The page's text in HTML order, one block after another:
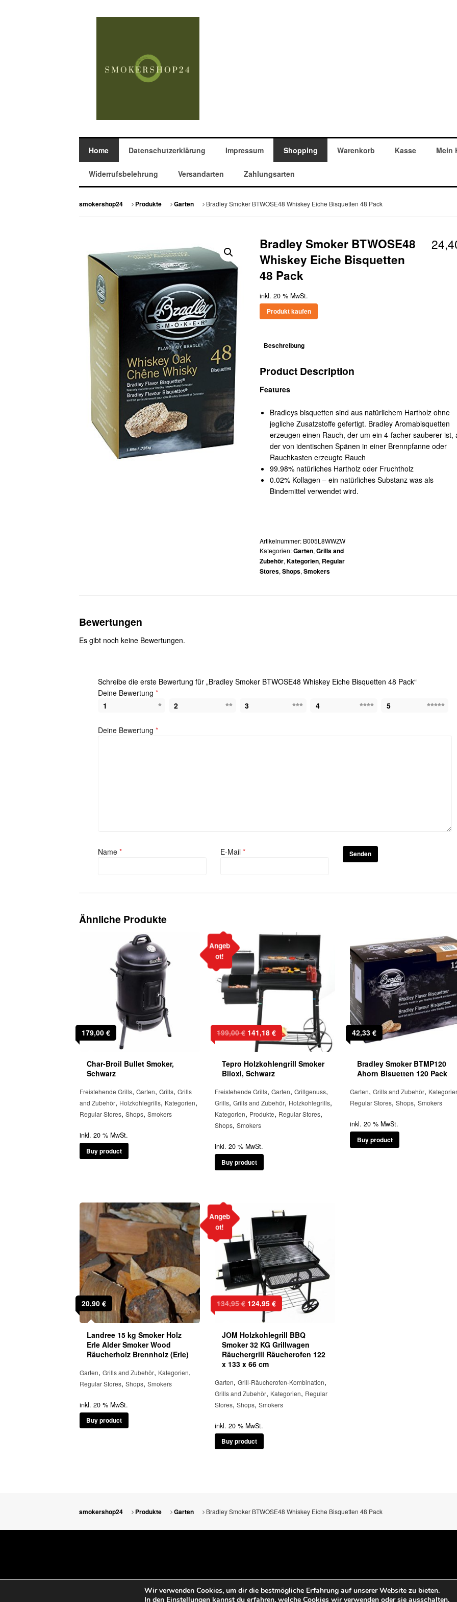
Home Datenschutzerklärung Impressum Shopping Warenkorb Kasse Mein
Widerrufsbelehrung Versandarten Zahlungsarten
smokershop24 Produkte Garten Bradley Smoker BTWOSE48 Whiskey Eiche Bisquetten 48 Pack
Bradley Smoker BTWOSE48
Whiskey Eiche Bisquetten
48 Pack
inkl. 20 % MwSt.
Produkt kaufen
Beschreibung
Product Description
Features
Bradleys bisquetten sind aus natürlichem Hartholz ohne
jegliche Zusatzstoffe gefertigt. Bradley Aromabisquetten
erzeugen einen Rauch, der um ein 4-facher sauberer ist,
der von identischen Spänen in einer Brennpfanne oder
Rauchkasten erzeugte Rauch
99.98% natürliches Hartholz oder Fruchtholz
0.02% Kollagen – ein natürliches Substanz was als
Bindemittel verwendet wird.
Artikelnummer: B005L8WWZW
Kategorien:Garten,Grills and
Zubehör,Kategorien, Regular
Stores,Shops,Smokers
Bewertungen
Es gibt noch keine Bewertungen.
Schreibe die erste Bewertung für „Bradley Smoker BTWOSE48 Whiskey Eiche Bisquetten 48 Pack“
Deine Bewertung *
1
2 3 4 5
Deine Bewertung *
Name * E-Mail *
Ähnliche Produkte
179,00 €
Char-Broil Bullet Smoker,
Schwarz
Freistehende Grills, Garten, Grills, Grills
and Zubehör, Holzkohlegrills, Kategorien,
Regular Stores, Shops, Smokers
inkl. 20 % MwSt.
Buy product
Angeb
ot!
199,00€ Ursprünglicher
Preis
war:
199,00 €
141,18 €Aktueller
Preis
141,18 €.
Tepro Holzkohlengrill Smoker
Biloxi, Schwarz
Freistehende Grills,Garten,Grillgenuss,
Grills,Grills and Zubehör, Holzkohlegrills,
Kategorien, Produkte, Regular Stores,
Shops,Smokers
inkl. 20 % MwSt.
Buy product
42,33€
Bradley Smoker BTMP120
Ahorn Bisuetten 120 Pack
Garten,Grills and Zubehör,
Regular Stores,Shops,Smokers
inkl. 20 % MwSt.
Buy product
20,90 €
Landree 15 kg Smoker Holz
Erle Alder Smoker Wood
Räucherholz Brennholz (Erle)
Garten, Grills and Zubehör, Kategorien,
Regular Stores, Shops, Smokers
inkl. 20 % MwSt.
Buy product
Angeb
ot!
134,95€ Ursprünglicher
Preis
134,95 €
124,95 €Aktueller
Preis
124,95 €.
JOM Holzkohlegrill BBQ
Smoker 32 KG Grillwagen
Räuchergrill Räucherofen 122
x 133 x 66 cm
Garten,Grill-Räucherofen-Kombination,
Grills and Zubehör, Kategorien, Regular
Stores,Shops,Smokers
inkl. 20 % MwSt.
Buy product
smokershop24 Produkte Garten Bradley Smoker BTWOSE48 Whiskey Eiche Bisquetten 48 Pack
Wir verwenden Cookies, um dir die bestmögliche Erfahrung auf unserer Website zu bieten.
In den Einstellungen kannst du erfahren, welche Cookies wir verwenden oder sie ausschalten.